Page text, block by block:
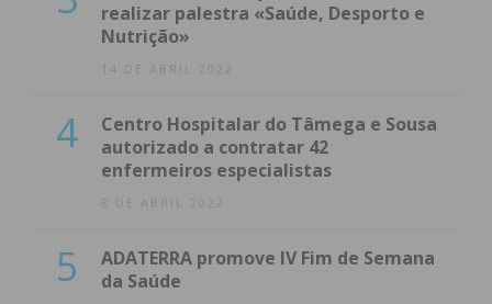
realizar palestra «Saúde, Desporto e
Nutrição»
14 DE ABRIL 2022
4
Centro Hospitalar do Tâmega e Sousa
autorizado a contratar 42
enfermeiros especialistas
8 DE ABRIL 2022
5
ADATERRA promove IV Fim de Semana
da Saúde